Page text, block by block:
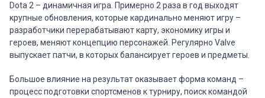
Dota 2 – динамичная игра. Примерно 2 раза в год выходят
крупные обновления, которые кардинально меняют игру –
разработчики перерабатывают карту, экономику игры и
героев, меняют концепцию персонажей. Регулярно Valve
выпускает патчи, в которых балансирует героев и предметы.
Большое влияние на результат оказывает форма команд –
процесс подготовки спортсменов к турниру, поиск командой